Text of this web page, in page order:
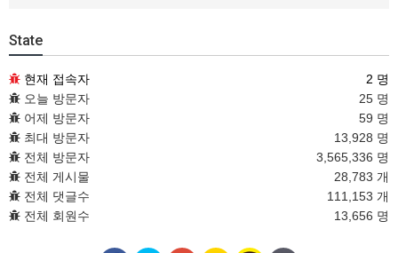
State
현재 접속자
2 명
오늘 방문자
25 명
어제 방문자
59 명
최대 방문자
13,928 명
전체 방문자
3,565,336 명
전체 게시물
28,783 개
전체 댓글수
111,153 개
전체 회원수
13,656 명